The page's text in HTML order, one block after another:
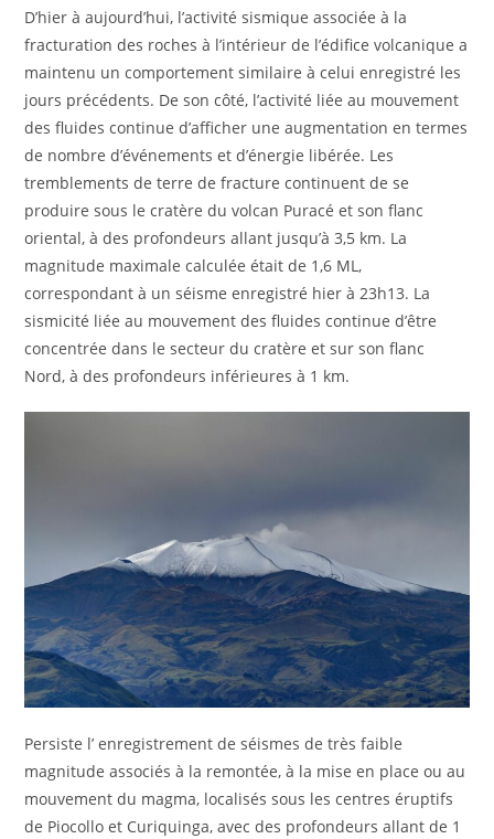
D’hier à aujourd’hui, l’activité sismique associée à la
fracturation des roches à l’intérieur de l’édifice volcanique a
maintenu un comportement similaire à celui enregistré les
jours précédents. De son côté, l’activité liée au mouvement
des fluides continue d’afficher une augmentation en termes
de nombre d’événements et d’énergie libérée. Les
tremblements de terre de fracture continuent de se
produire sous le cratère du volcan Puracé et son flanc
oriental, à des profondeurs allant jusqu’à 3,5 km. La
magnitude maximale calculée était de 1,6 ML,
correspondant à un séisme enregistré hier à 23h13. La
sismicité liée au mouvement des fluides continue d’être
concentrée dans le secteur du cratère et sur son flanc
Nord, à des profondeurs inférieures à 1 km.
Persiste l’ enregistrement de séismes de très faible
magnitude associés à la remontée, à la mise en place ou au
mouvement du magma, localisés sous les centres éruptifs
de Piocollo et Curiquinga, avec des profondeurs allant de 1